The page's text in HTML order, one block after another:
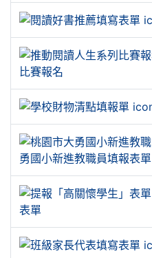
比賽報名
勇國小新進教職員填報表單
表單